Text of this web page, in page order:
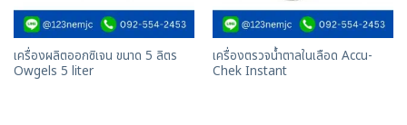
เครื่องผลิตออกซิเจน ขนาด 5 ลิตร
Owgels 5 liter
เครื่องตรวจน้ำตาลในเลือด Accu-
Chek Instant